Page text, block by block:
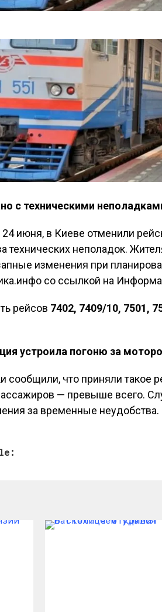
с техническими
июня, в Киеве отменили
технических неполадок.
изменения при
со ссылкой на
рейсов 7402, 7409/10, 7501,
устроила погоню за
сообщили, что приняли такое
— превыше всего.
за временные неудобства.